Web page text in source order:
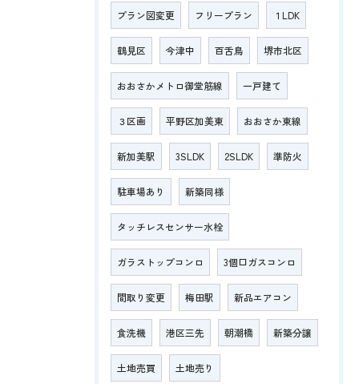
プラン図変更 フリープラン １LDK
鶴見区 今津中 百舌鳥 堺市北区
おおさかメトロ御堂筋線 一戸建て
３区画 平野区加美東 おおさか東線
新加美駅 3SLDK 2SLDK 準防火
駐車場あり 新築同様
タッチレスセンサー水栓
ガラストップコンロ 3個口ガスコンロ
間取り変更 梅田駅 新品エアコン
食洗機 港区三先 朝潮橋 新築分譲
土地売買 土地売り